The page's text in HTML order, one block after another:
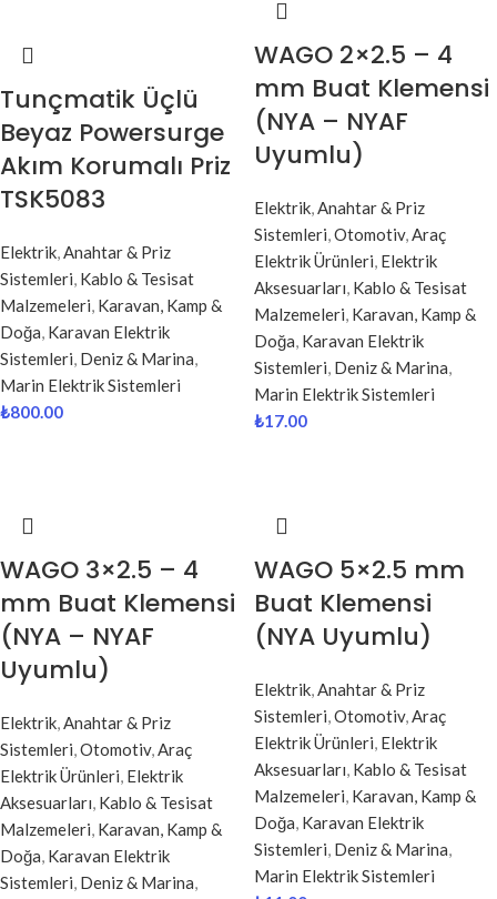
Tunçmatik Üçlü
Beyaz Powersurge
Akım Korumalı Priz
TSK5083
Elektrik,Anahtar & Priz
Sistemleri, Kablo & Tesisat
Malzemeleri, Karavan, Kamp &
Doğa, Karavan Elektrik
Sistemleri, Deniz & Marina,
Marin Elektrik Sistemleri
₺800.00
WAGO 2×2.5 – 4
mm Buat Klemensi
(NYA – NYAF
Uyumlu)
Elektrik,Anahtar & Priz
Sistemleri,Otomotiv,Araç
Elektrik Ürünleri, Elektrik
Aksesuarları, Kablo & Tesisat
Malzemeleri, Karavan, Kamp &
Doğa, Karavan Elektrik
Sistemleri, Deniz & Marina,
Marin Elektrik Sistemleri
₺17.00
WAGO 3×2.5 – 4
mm Buat Klemensi
(NYA – NYAF
Uyumlu)
Elektrik,Anahtar & Priz
Sistemleri,Otomotiv,Araç
Elektrik Ürünleri, Elektrik
Aksesuarları, Kablo & Tesisat
Malzemeleri, Karavan, Kamp &
Doğa, Karavan Elektrik
Sistemleri, Deniz & Marina,
WAGO 5×2.5 mm
Buat Klemensi
(NYA Uyumlu)
Elektrik,Anahtar & Priz
Sistemleri,Otomotiv,Araç
Elektrik Ürünleri, Elektrik
Aksesuarları, Kablo & Tesisat
Malzemeleri, Karavan, Kamp &
Doğa, Karavan Elektrik
Sistemleri, Deniz & Marina,
Marin Elektrik Sistemleri